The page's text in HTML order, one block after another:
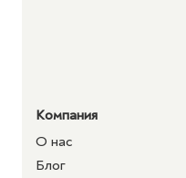
Компания
О нас
Блог